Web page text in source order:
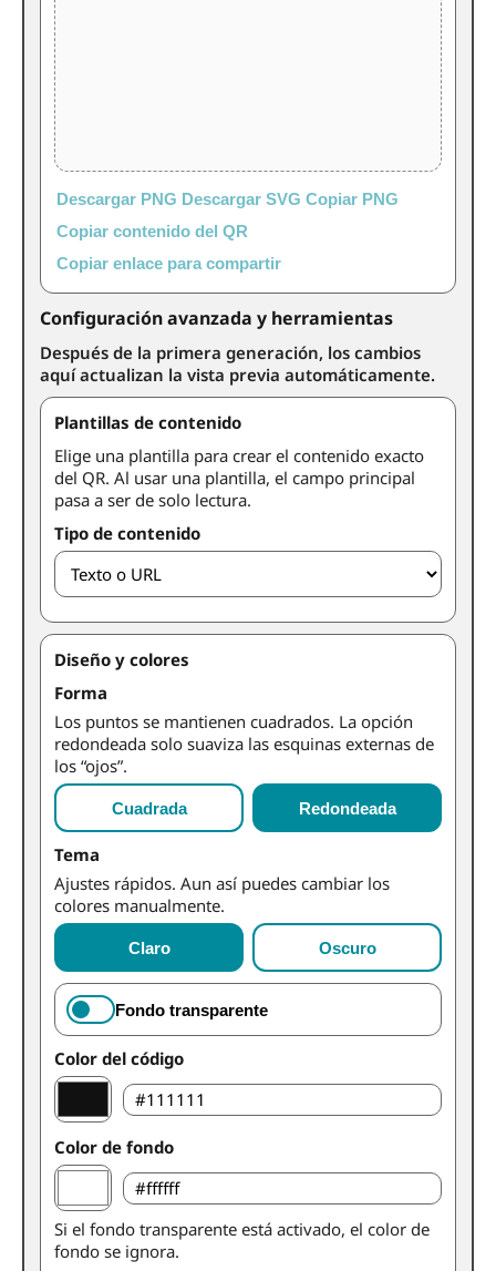
Descargar PNG Descargar SVG Copiar PNG
Copiar contenido del QR
Copiar enlace para compartir
Configuración avanzada y herramientas
Después de la primera generación, los cambios
aquí actualizan la vista previa automáticamente.
Plantillas de contenido
Elige una plantilla para crear el contenido exacto
del QR. Al usar una plantilla, el campo principal
pasa a ser de solo lectura.
Tipo de contenido
Diseño y colores
Forma
Los puntos se mantienen cuadrados. La opción
redondeada solo suaviza las esquinas externas de
los “ojos”.
Cuadrada Redondeada
Tema
Ajustes rápidos. Aun así puedes cambiar los
colores manualmente.
Claro Oscuro
Fondo transparente
Color del código
Color de fondo
Si el fondo transparente está activado, el color de
fondo se ignora.